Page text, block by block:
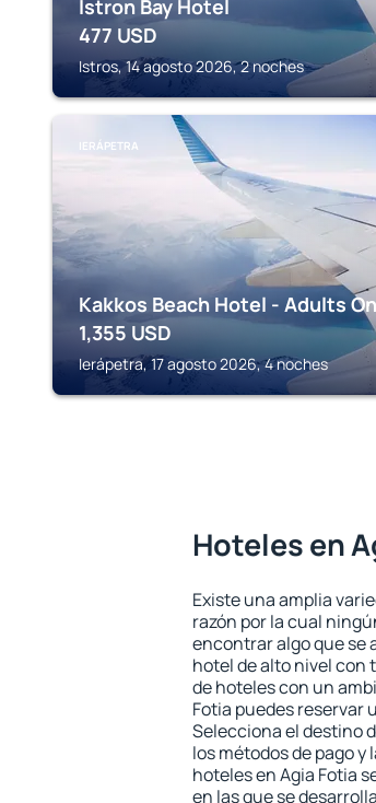
Istron Bay Hotel
477 USD
Istros, 14 agosto 2026, 2 noches
IERÁPETRA
Kakkos Beach Hotel - Adults
1,355 USD
Ierápetra, 17 agosto 2026, 4 noches
Hoteles en
Existe una amplia
razón por la cual
encontrar algo que se
hotel de alto nivel con
de hoteles con un
Fotia puedes reservar
Selecciona el destino
los métodos de pago
hoteles en Agia Fotia
en las que se